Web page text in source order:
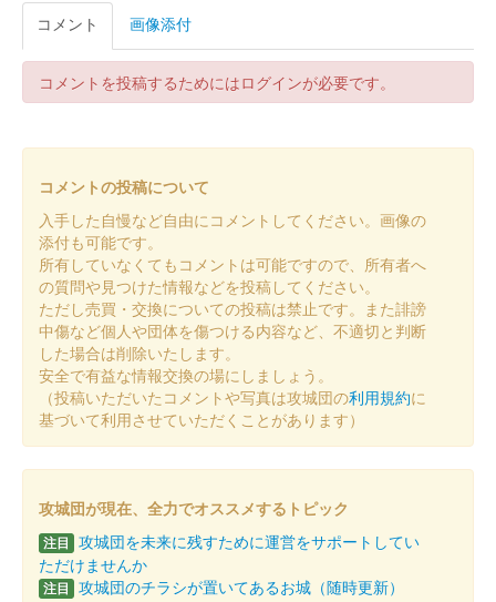
小幡城 御城印
小幡城 御城印
小幡城 御城印
小幡城 御城印 春限定版
小幡城 御城印 信長公春限定版
小幡城 御城印 冬限定御城印
小幡城 御城印
コメント 画像添付
コメントを投稿するためにはログインが必要です。
コメントの投稿について
入手した自慢など自由にコメントしてください。画像の
添付も可能です。
所有していなくてもコメントは可能ですので、所有者へ
の質問や見つけた情報などを投稿してください。
ただし売買・交換についての投稿は禁止です。また誹謗
中傷など個人や団体を傷つける内容など、不適切と判断
した場合は削除いたします。
安全で有益な情報交換の場にしましょう。
（投稿いただいたコメントや写真は攻城団の利用規約に
基づいて利用させていただくことがあります）
攻城団が現在、全力でオススメするトピック
注目 攻城団を未来に残すために運営をサポートしてい
ただけませんか
注目 攻城団のチラシが置いてあるお城（随時更新）